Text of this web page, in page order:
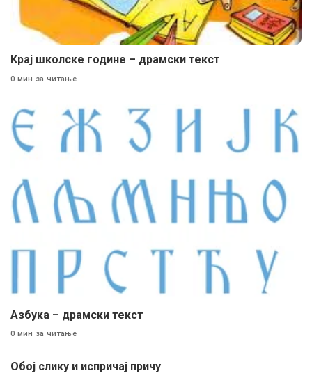
Крај школске године – драмски текст
0 мин за читање
Aзбука – драмски текст
0 мин за читање
Обој слику и испричај причу